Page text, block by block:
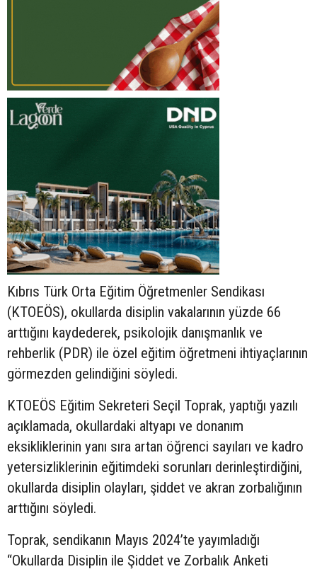
Kıbrıs Türk Orta Eğitim Öğretmenler Sendikası
(KTOEÖS), okullarda disiplin vakalarının yüzde 66
arttığını kaydederek, psikolojik danışmanlık ve
rehberlik (PDR) ile özel eğitim öğretmeni ihtiyaçlarının
görmezden gelindiğini söyledi.
KTOEÖS Eğitim Sekreteri Seçil Toprak, yaptığı yazılı
açıklamada, okullardaki altyapı ve donanım
eksikliklerinin yanı sıra artan öğrenci sayıları ve kadro
yetersizliklerinin eğitimdeki sorunları derinleştirdiğini,
okullarda disiplin olayları, şiddet ve akran zorbalığının
arttığını söyledi.
Toprak, sendikanın Mayıs 2024’te yayımladığı
“Okullarda Disiplin ile Şiddet ve Zorbalık Anketi